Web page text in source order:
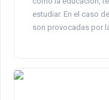
estudiar. En el caso
son provocadas por